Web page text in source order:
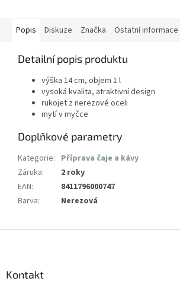
Popis Diskuze Značka Ostatní informace
Detailní popis produktu
výška 14 cm, objem 1 l
vysoká kvalita, atraktivní design
rukojet z nerezové oceli
mytí v myčce
Doplňkové parametry
Kategorie: Příprava čaje a kávy
Záruka:
2 roky
EAN:
8411796000747
Barva: Nerezová
Kontakt